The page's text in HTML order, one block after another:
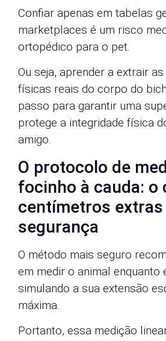
Confiar apenas em tabelas
marketplaces é um risco
ortopédico para o pet.
Ou seja, aprender a extrair
físicas reais do corpo do
passo para garantir uma
protege a integridade física
amigo.
O protocolo de
focinho à cauda: o
centímetros extras
segurança
O método mais seguro
em medir o animal enquanto
simulando a sua extensão
máxima.
Portanto, essa medição